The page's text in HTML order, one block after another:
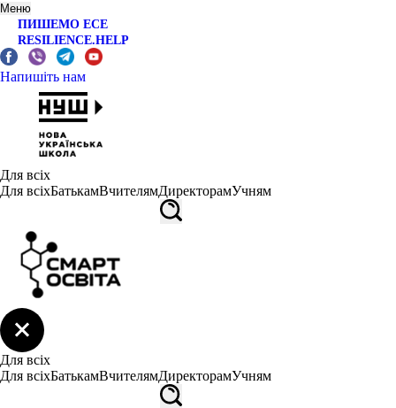
Меню
ПИШЕМО ЕСЕ
RESILIENCE.HELP
Напишіть нам
Для всіх
Для всіхБатькамВчителямДиректорамУчням
Для всіх
Для всіхБатькамВчителямДиректорамУчням